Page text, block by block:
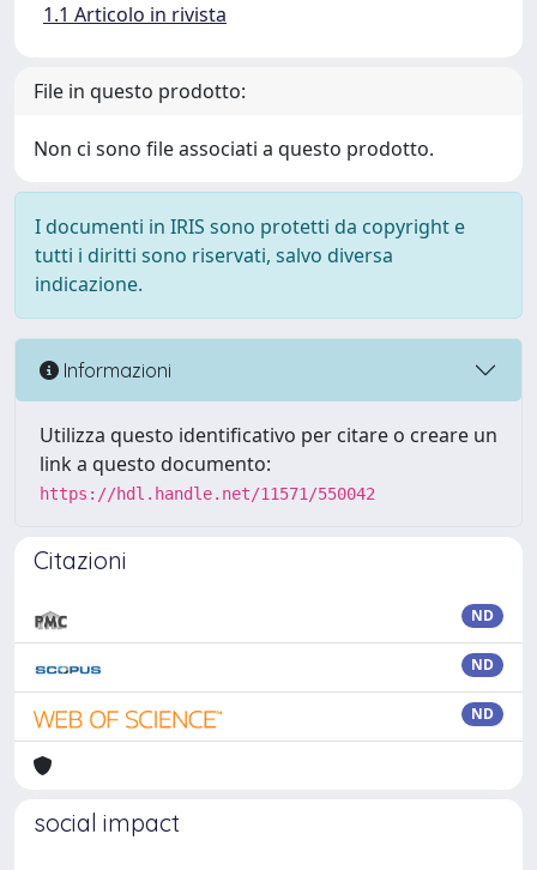
1.1 Articolo in rivista
File in questo prodotto:
Non ci sono file associati a questo prodotto.
I documenti in IRIS sono protetti da copyright e
tutti i diritti sono riservati, salvo diversa
indicazione.
Informazioni
Utilizza questo identificativo per citare o creare un
link a questo documento:
https://hdl.handle.net/11571/550042
Citazioni
ND
ND
ND
social impact